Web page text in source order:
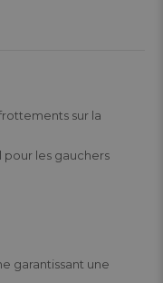
sur la
pour les gauchers
garantissant une